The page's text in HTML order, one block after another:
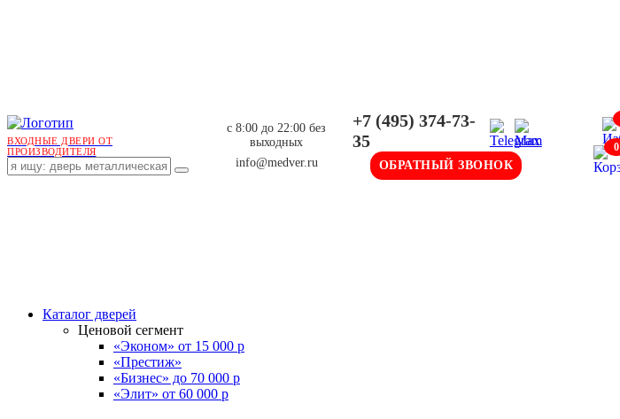
ВХОДНЫЕ ДВЕРИ ОТ
ПРОИЗВОДИТЕЛЯ
с 8:00 до 22:00 без
выходных
info@medver.ru
+7 (495) 374-73-
35
ОБРАТНЫЙ ЗВОНОК
0
Каталог дверей
Ценовой сегмент
«Эконом» от 15 000 р
«Престиж»
«Бизнес» до 70 000 р
«Элит» от 60 000 р